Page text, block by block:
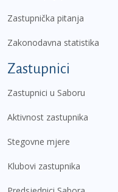
Zastupnička pitanja
Zakonodavna statistika
Zastupnici
Zastupnici u Saboru
Aktivnost zastupnika
Stegovne mjere
Klubovi zastupnika